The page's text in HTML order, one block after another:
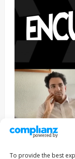
To provide the best
Entrevista